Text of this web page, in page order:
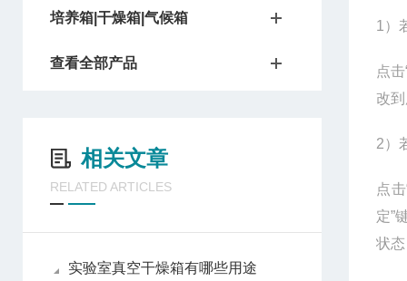
培养箱|干燥箱|气候箱
查看全部产品
相关文章
RELATED ARTICLES
实验室真空干燥箱有哪些用途
1 ）
点
改
2）
点
定”
状